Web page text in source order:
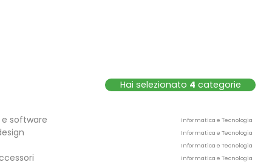
Hai selezionato 4 categorie
software Informatica e Tecnologia
Informatica e Tecnologia
Informatica e Tecnologia
Informatica e Tecnologia